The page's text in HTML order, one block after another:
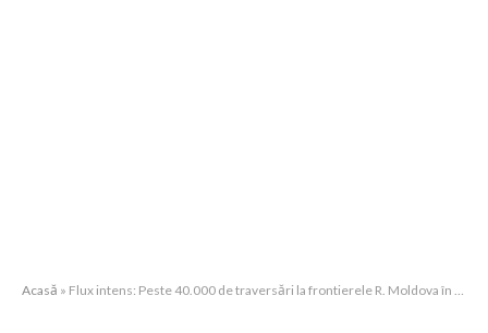
Acasă » Flux intens: Peste 40.000 de traversări la frontierele R. Moldova în ultimele 24 de ore